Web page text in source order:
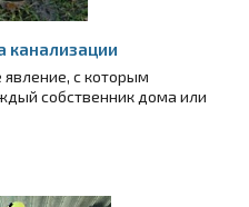
канализации
явление, с которым
собственник дома или